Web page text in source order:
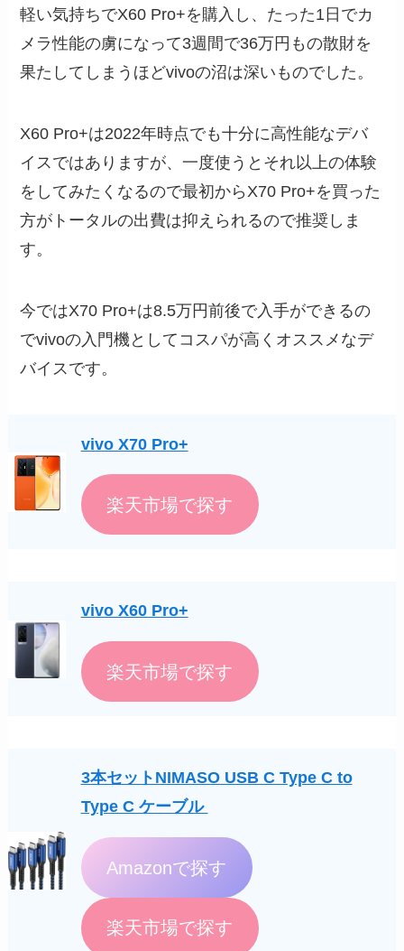
軽い気持ちでX60 Pro+を購入し、たった1日でカ
メラ性能の虜になって3週間で36万円もの散財を
果たしてしまうほどvivoの沼は深いものでした。
X60 Pro+は2022年時点でも十分に高性能なデバ
イスではありますが、一度使うとそれ以上の体験
をしてみたくなるので最初からX70 Pro+を買った
方がトータルの出費は抑えられるので推奨しま
す。
今ではX70 Pro+は8.5万円前後で入手ができるの
でvivoの入門機としてコスパが高くオススメなデ
バイスです。
vivo X70 Pro+
楽天市場で探す
vivo X60 Pro+
楽天市場で探す
3本セットNIMASO USB C Type C to
Type C ケーブル
Amazonで探す
楽天市場で探す